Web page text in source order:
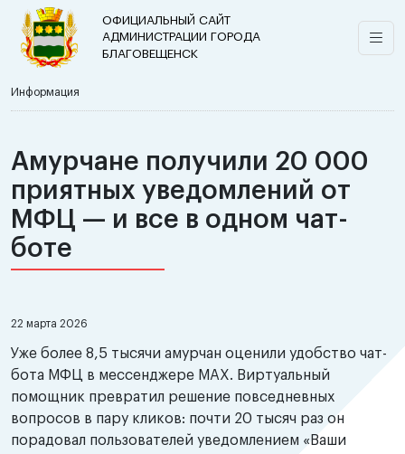
ОФИЦИАЛЬНЫЙ САЙТ
АДМИНИСТРАЦИИ ГОРОДА
БЛАГОВЕЩЕНСК
Информация
Амурчане получили 20 000
приятных уведомлений от
МФЦ — и все в одном чат-
боте
22 марта 2026
Уже более 8,5 тысячи амурчан оценили удобство чат-
бота МФЦ в мессенджере МАХ. Виртуальный
помощник превратил решение повседневных
вопросов в пару кликов: почти 20 тысяч раз он
порадовал пользователей уведомлением «Ваши